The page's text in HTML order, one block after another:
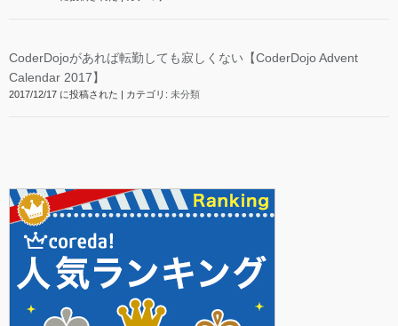
CoderDojoがあれば転勤しても寂しくない【CoderDojo Advent
Calendar 2017】
2017/12/17 に投稿された カテゴリ: 未分類